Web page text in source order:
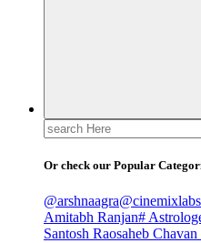
Search
for:
Or check our Popular
@arshnaagra@cinemixlabs
Amitabh Ranjan#
Santosh Raosaheb